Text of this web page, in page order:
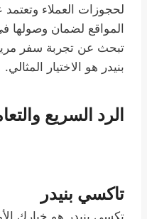
لحجوزات العملاء
المواقع لضمان وصولها
تبحث عن تجربة سفر
بنيدر هو الاختيار المثالي.
الرد السريع
تاكسي بنيدر